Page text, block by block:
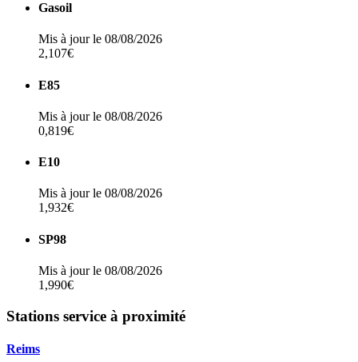
Gasoil
Mis à jour le 08/08/2026
2,107€
E85
Mis à jour le 08/08/2026
0,819€
E10
Mis à jour le 08/08/2026
1,932€
SP98
Mis à jour le 08/08/2026
1,990€
Stations service à proximité
Reims